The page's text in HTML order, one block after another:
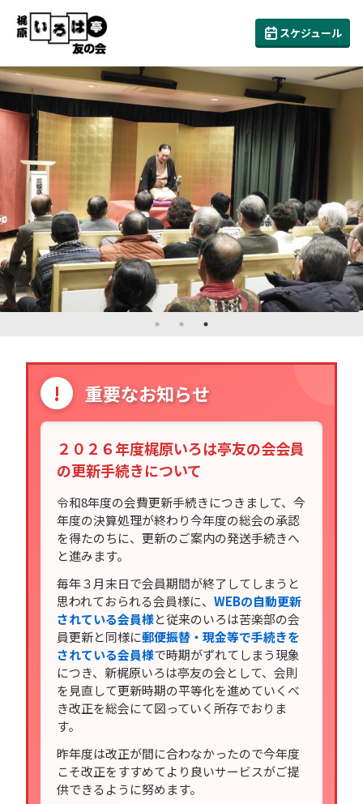
スケジュール
! 重要なお知らせ
２０２６年度梶原いろは亭友の会会員
の更新手続きについて
令和8年度の会費更新手続きにつきまして、今
年度の決算処理が終わり今年度の総会の承認
を得たのちに、更新のご案内の発送手続きへ
と進みます。
毎年３月末日で会員期間が終了してしまうと
思われておられる会員様に、WEBの自動更新
されている会員様と従来のいろは苦楽部の会
員更新と同様に郵便振替・現金等で手続きを
されている会員様で時期がずれてしまう現象
につき、新梶原いろは亭友の会として、会則
を見直して更新時期の平等化を進めていくべ
き改正を総会にて図っていく所存でおりま
す。
昨年度は改正が間に合わなかったので今年度
こそ改正をすすめてより良いサービスがご提
供できるように努めます。